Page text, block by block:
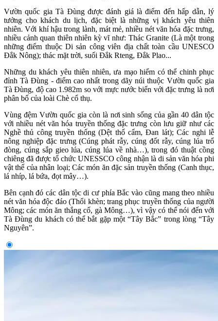
Vườn quốc gia Tà Đùng được đánh giá là điểm đến hấp dẫn, lý
tưởng cho khách du lịch, đặc biệt là những vị khách yêu thiên
nhiên. Với khí hậu trong lành, mát mẻ, nhiều nét văn hóa đặc trưng,
nhiều cảnh quan thiên nhiên kỳ vĩ như: Thác Granite (Là một trong
những điểm thuộc Di sản công viên địa chất toàn cầu UNESCO
Đắk Nông); thác mặt trời, suối Đắk Rteng, Đắk Plao...
Những du khách yêu thiên nhiên, ưa mạo hiểm có thể chinh phục
đỉnh Tà Đùng - điểm cao nhất trong dãy núi thuộc Vườn quốc gia
Tà Đùng, độ cao 1.982m so với mực nước biển với đặc trưng là nơi
phân bố của loài Chè cổ thụ.
Vùng đệm Vườn quốc gia còn là nơi sinh sống của gần 40 dân tộc
với nhiều nét văn hóa truyền thống đặc trưng còn lưu giữ như các
Nghề thủ công truyền thống (Dệt thổ cẩm, Đan lát); Các nghi lễ
nông nghiệp đặc trưng (Cúng phát rẫy, cúng đốt rẫy, cúng lúa trổ
đòng, cúng sắp gieo lúa, cúng lúa về nhà…), trong đó thuật cồng
chiêng đã được tổ chức UNESSCO công nhận là di sản văn hóa phi
vật thể của nhân loại; Các món ăn đặc sản truyền thống (Canh thục,
lá nhíp, lá bứa, đọt mây…).
Bên cạnh đó các dân tộc di cư phía Bắc vào cũng mang theo nhiều
nét văn hóa độc đáo (Thổi khèn; trang phục truyền thống của người
Mông; các món ăn thắng cố, gà Mông…), vì vậy có thể nói đến với
Tà Đùng du khách có thể bắt gặp một “Tây Bắc” trong lòng “Tây
Nguyên”.